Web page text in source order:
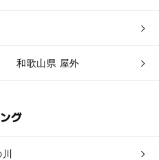
和歌山県 屋外
グ